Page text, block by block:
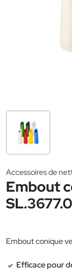
Accessoires de
Embout
Embout conique
Efficace pour